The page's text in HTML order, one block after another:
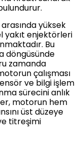
yüksek
yakıt enjektörleri
Bu
döngüsünde
zamanda
çalışması
ve bilgi işlem
sürecini anlık
motorun hem
üst düzeye
titreşimi